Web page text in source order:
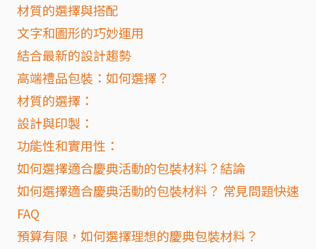
材質的選擇與搭配
文字和圖形的巧妙運用
結合最新的設計趨勢
高端禮品包裝：如何選擇？
材質的選擇：
設計與印製：
功能性和實用性：
如何選擇適合慶典活動的包裝材料？結論
如何選擇適合慶典活動的包裝材料？ 常見問題快速
FAQ
預算有限，如何選擇理想的慶典包裝材料？